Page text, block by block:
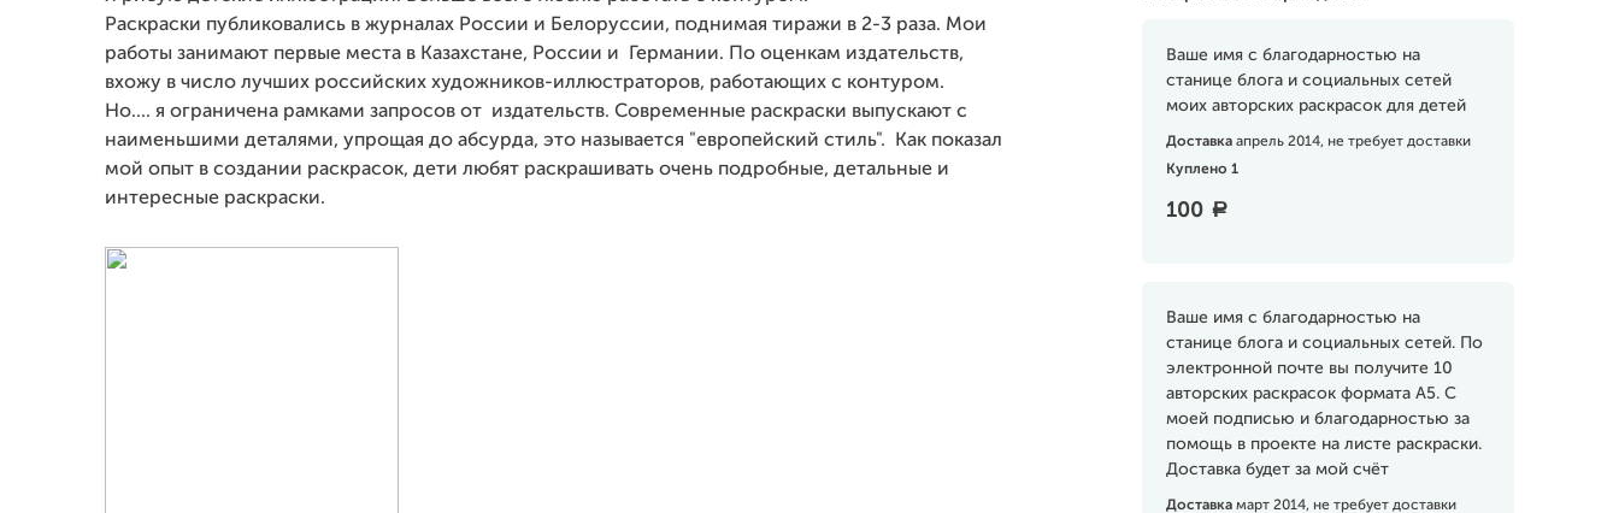
Ваше имя с благодарностью на
станице блога и социальных сетей
моих авторских раскрасок для детей
Доставка апрель 2014, не требует доставки
Куплено 1
100 a
Ваше имя с благодарностью на
станице блога и социальных сетей. По
электронной почте вы получите 10
авторских раскрасок формата А5. С
моей подписью и благодарностью за
помощь в проекте на листе раскраски.
Доставка будет за мой счёт
Доставка март 2014, не требует доставки
Раскраски публиковались в журналах России и Белоруссии, поднимая тиражи в 2-3 раза. Мои
работы занимают первые места в Казахстане, России и Германии. По оценкам издательств,
вхожу в число лучших российских художников-иллюстраторов, работающих с контуром.
Но.... я ограничена рамками запросов от издательств. Современные раскраски выпускают с
наименьшими деталями, упрощая до абсурда, это называется "европейский стиль". Как показал
мой опыт в создании раскрасок, дети любят раскрашивать очень подробные, детальные и
интересные раскраски.